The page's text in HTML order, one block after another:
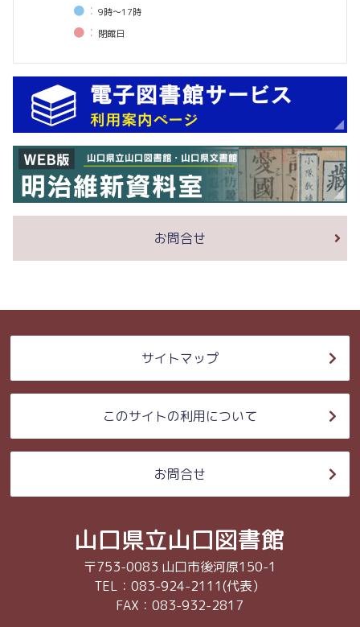
●： 9時〜17時
●： 閉館⽇
お問合せ
サイトマップ
このサイトの利用について
お問合せ
山口県立山口図書館
〒753-0083 山口市後河原150-1
TEL：083-924-2111(代表）
FAX：083-932-2817